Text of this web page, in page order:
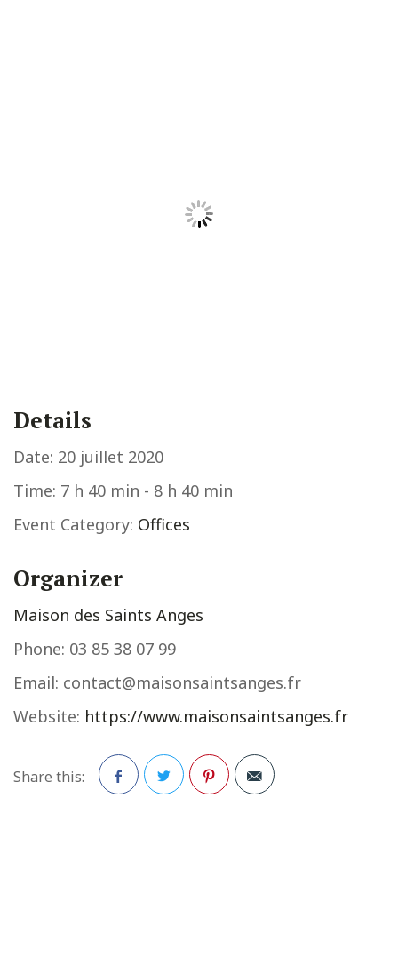
Details
Date: 20 juillet 2020
Time: 7 h 40 min - 8 h 40 min
Event Category: Offices
Organizer
Maison des Saints Anges
Phone: 03 85 38 07 99
Email: contact@maisonsaintsanges.fr
Website: https://www.maisonsaintsanges.fr
Share this: